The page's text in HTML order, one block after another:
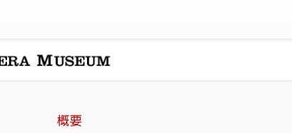
概要